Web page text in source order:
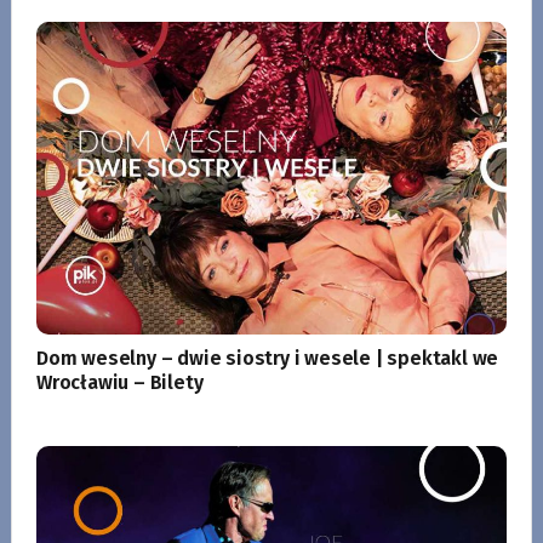
Dom weselny – dwie siostry i wesele | spektakl we
Wrocławiu – Bilety